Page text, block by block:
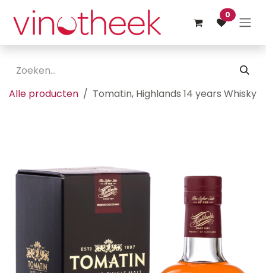
Overslaan naar inhoud
0
Alle producten Tomatin, Highlands 14 years Whisky